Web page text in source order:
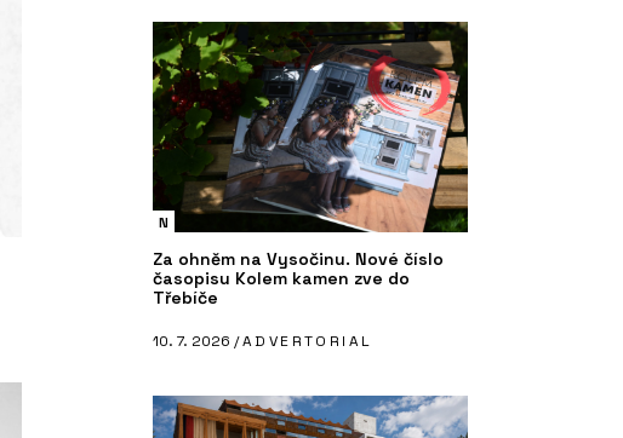
N
Za ohněm na Vysočinu. Nové číslo
časopisu Kolem kamen zve do
Třebíče
10. 7. 2026 /ADVERTORIAL